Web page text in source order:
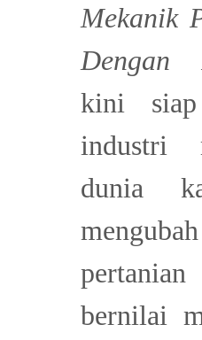
Mekanik
Dengan
kini siap
industri
dunia
bernilai